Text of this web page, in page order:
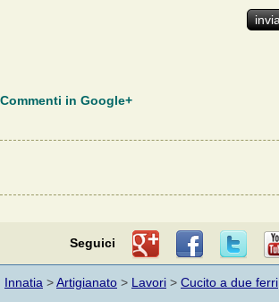
Commenti in Google+
Seguici
Innatia >Artigianato > Lavori > Cucito a due ferri